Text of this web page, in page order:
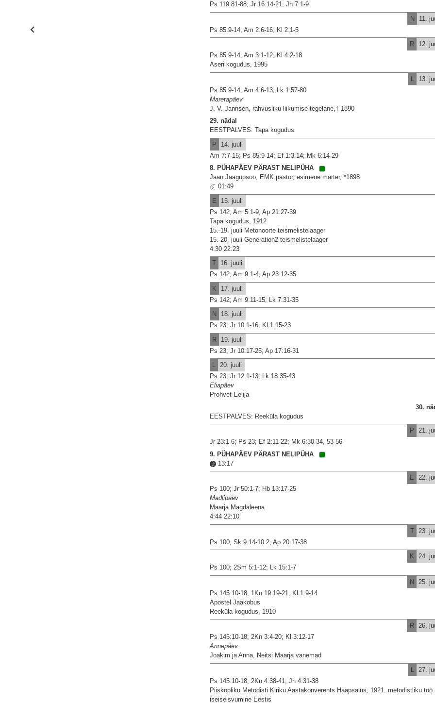
Ps 119:81-88; Jr 16:14-21; Jh 7:1-9
N
11.
Ps 85:9-14; Am 2:6-16; Kl 2:1-5
R
12.
Ps 85:9-14; Am 3:1-12; Kl 4:2-18
Aseri kogudus, 1995
13.
Ps 85:9-14; Am 4:6-13; Lk 1:57-80
Maretapäev
J. V. Jannsen, rahvusliku liikumise tegelane,† 1890
29. nädal
EESTPALVES: Tapa kogudus
P
14. juuli
Am 7:7-15; Ps 85:9-14; Ef 1:3-14; Mk 6:14-29
8. PÜHAPÄEV PÄRAST NELIPÜHA
Jaan Jaagupsoo, EMK pastor, esimene märter, *1898
01:49
E
15. juuli
Ps 142; Am 5:1-9; Ap 21:27-39
Tapa kogudus, 1912
15.-19. juuli Metonoorte teismelistelaager
15.-20. juuli Generation2 teismelistelaager
4:30 22:23
T
16. juuli
Ps 142; Am 9:1-4; Ap 23:12-35
K
17. juuli
Ps 142; Am 9:11-15; Lk 7:31-35
N
18. juuli
Ps 23; Jr 10:1-16; Kl 1:15-23
R
19. juuli
Ps 23; Jr 10:17-25; Ap 17:16-31
L 20. juuli
Ps 23; Jr 12:1-13; Lk 18:35-43
Eliapäev
Prohvet Eelija
30.
EESTPALVES: Reeküla kogudus
P
21.
Jr 23:1-6; Ps 23; Ef 2:11-22; Mk 6:30-34, 53-56
9. PÜHAPÄEV PÄRAST NELIPÜHA
13:17
E
22.
Ps 100; Jr 50:1-7; Hb 13:17-25
Madlipäev
Maarja Magdaleena
4:44 22:10
T
23.
Ps 100; Sk 9:14-10:2; Ap 20:17-38
K
24.
Ps 100; 2Sm 5:1-12; Lk 15:1-7
N
25.
Ps 145:10-18; 1Kn 19:19-21; Kl 1:9-14
Apostel Jaakobus
Reeküla kogudus, 1910
R
26.
Ps 145:10-18; 2Kn 3:4-20; Kl 3:12-17
Annepäev
Joakim ja Anna, Neitsi Maarja vanemad
27.
Ps 145:10-18; 2Kn 4:38-41; Jh 4:31-38
Piiskopliku Metodisti Kiriku Aastakonverents Haapsalus, 1921, metodistliku töö
iseiseisvumine Eestis